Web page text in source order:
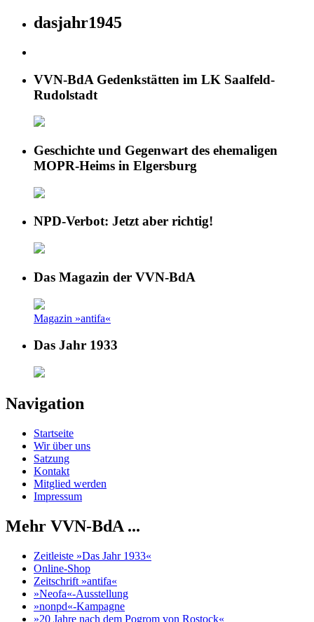
dasjahr1945
VVN-BdA Gedenkstätten im LK Saalfeld-
Rudolstadt
Geschichte und Gegenwart des ehemaligen
MOPR-Heims in Elgersburg
NPD-Verbot: Jetzt aber richtig!
Das Magazin der VVN-BdA
Magazin »antifa«
Das Jahr 1933
Navigation
Startseite
Wir über uns
Satzung
Kontakt
Mitglied werden
Impressum
Mehr VVN-BdA ...
Zeitleiste »Das Jahr 1933«
Online-Shop
Zeitschrift »antifa«
»Neofa«-Ausstellung
»nonpd«-Kampagne
»20 Jahre nach dem Pogrom von Rostock«